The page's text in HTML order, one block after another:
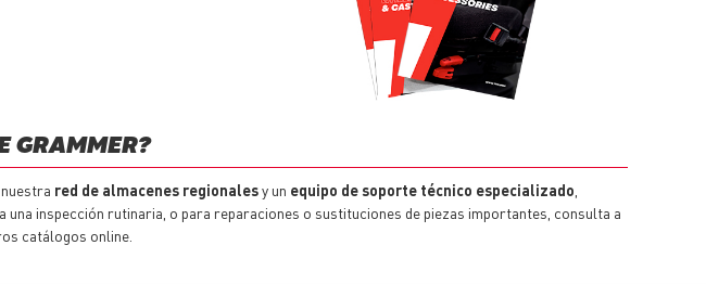
GRAMMER?
nuestra red de almacenes regionalesy un equipo de soporte técnico especializado
una inspección rutinaria, o para reparaciones o sustituciones de piezas importantes, consulta a
catálogos online.